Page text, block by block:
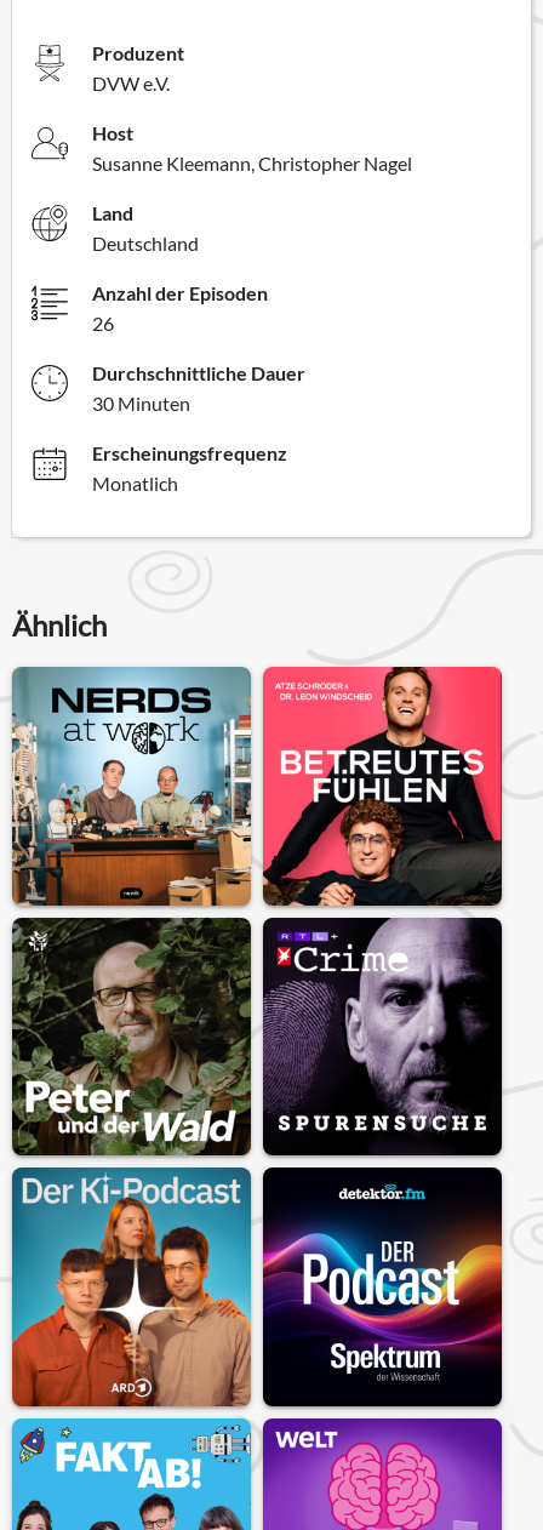
Produzent
DVW e.V.
Host
Susanne Kleemann, Christopher Nagel
Land
Deutschland
Anzahl der Episoden
26
Durchschnittliche Dauer
30 Minuten
Erscheinungsfrequenz
Monatlich
Ähnlich